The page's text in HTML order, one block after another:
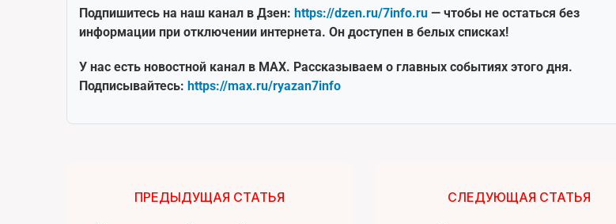
Подпишитесь на наш канал в Дзен: https://dzen.ru/7info.ru — чтобы не остаться без
информации при отключении интернета. Он доступен в белых списках!
У нас есть новостной канал в MAX. Рассказываем о главных событиях этого дня.
Подписывайтесь: https://max.ru/ryazan7info
ПРЕДЫДУЩАЯ СТАТЬЯ СЛЕДУЮЩАЯ СТАТЬЯ